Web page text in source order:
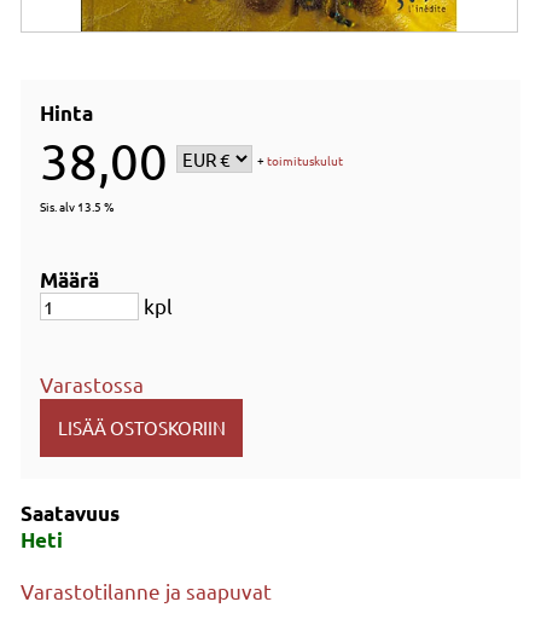
Hinta
38,00 +toimituskulut
Sis. alv 13.5 %
Määrä
kpl
Varastossa
Saatavuus
Heti
Varastotilanne ja saapuvat